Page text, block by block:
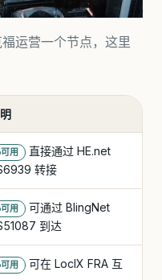
运营一个节点，这里
可用
直接通过 HE.net
转接
可用
可通过 BlingNet
到达
可用
可在 LocIX FRA 互